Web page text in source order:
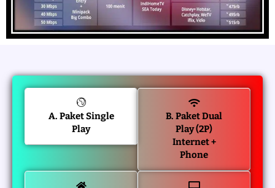
A. Paket Single
Play
B. Paket Dual
Play (2P)
Internet +
Phone